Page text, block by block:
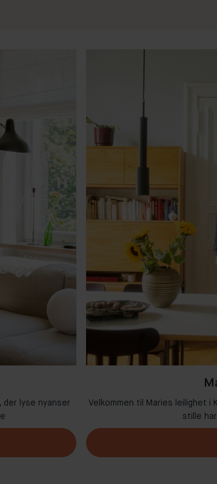
der lyse nyanser
Velkommen til Maries leilighet
stille